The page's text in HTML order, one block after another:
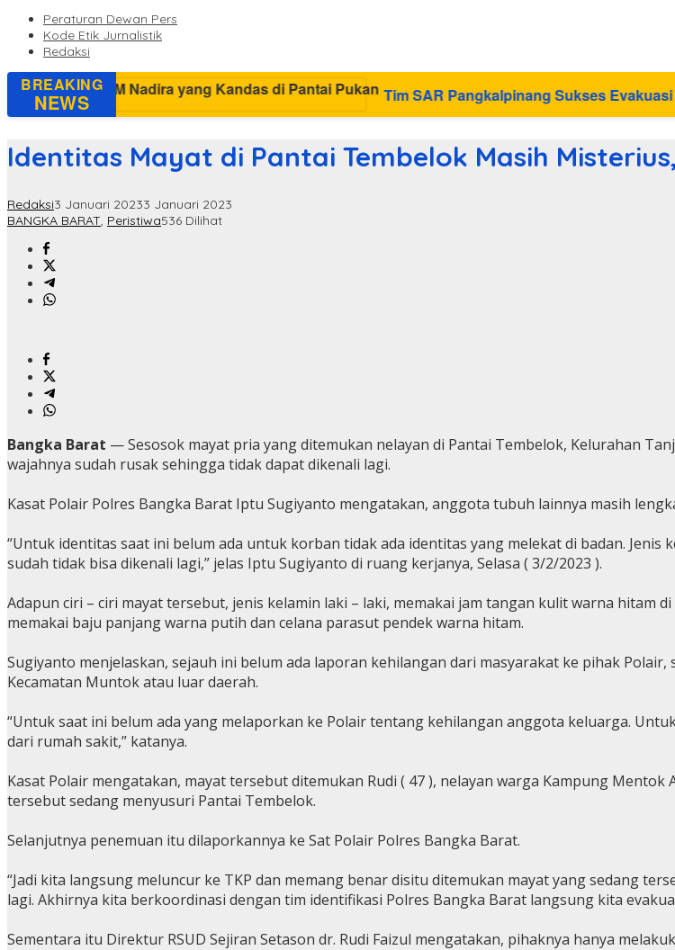
Peraturan Dewan Pers
Kode Etik Jurnalistik
Redaksi
BREAKING
NEWS Tim SAR Pangkalpinang Sukses Evakuasi 2 Awak KM Nadira
Identitas Mayat di Pantai Tembelok Masih
Redaksi3 Januari 20233 Januari 2023
BANGKA BARAT, Peristiwa536 Dilihat
Bangka Barat — Sesosok mayat pria yang ditemukan nelayan di Pantai Tembelok, Kelurahan
wajahnya sudah rusak sehingga tidak dapat dikenali lagi.
Kasat Polair Polres Bangka Barat Iptu Sugiyanto mengatakan, anggota tubuh lainnya masih
“Untuk identitas saat ini belum ada untuk korban tidak ada identitas yang melekat di badan.
sudah tidak bisa dikenali lagi,” jelas Iptu Sugiyanto di ruang kerjanya, Selasa ( 3/2/2023 ).
Adapun ciri – ciri mayat tersebut, jenis kelamin laki – laki, memakai jam tangan kulit warna hitam
memakai baju panjang warna putih dan celana parasut pendek warna hitam.
Sugiyanto menjelaskan, sejauh ini belum ada laporan kehilangan dari masyarakat ke pihak
Kecamatan Muntok atau luar daerah.
“Untuk saat ini belum ada yang melaporkan ke Polair tentang kehilangan anggota keluarga.
dari rumah sakit,” katanya.
Kasat Polair mengatakan, mayat tersebut ditemukan Rudi ( 47 ), nelayan warga Kampung
tersebut sedang menyusuri Pantai Tembelok.
Selanjutnya penemuan itu dilaporkannya ke Sat Polair Polres Bangka Barat.
“Jadi kita langsung meluncur ke TKP dan memang benar disitu ditemukan mayat yang sedang
lagi. Akhirnya kita berkoordinasi dengan tim identifikasi Polres Bangka Barat langsung kita
Sementara itu Direktur RSUD Sejiran Setason dr. Rudi Faizul mengatakan, pihaknya hanya